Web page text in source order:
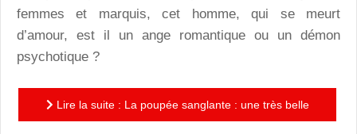
femmes et marquis, cet homme, qui se meurt
d’amour, est il un ange romantique ou un démon
psychotique ?
Lire la suite : La poupée sanglante : une très belle